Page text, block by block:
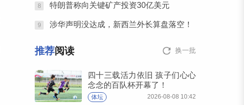
8 特朗普称向关键矿产投资30亿美元
9 涉华声明没达成，新西兰外长算盘落空！
推荐阅读 换一批
四十三载活力依旧 孩子们心心
念念的百队杯开幕了！
体坛 2026-08-08 10:42